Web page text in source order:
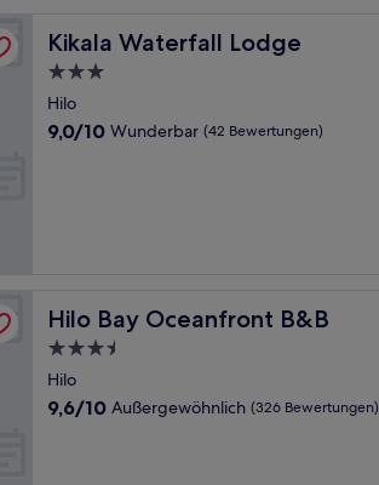
Kikala Waterfall Lodge
Kikala Waterfall Lodge
3.0-
Sterne-
Unterkunft
Hilo
9.0
9,0/10 Wunderbar (42 Bewertungen)
Hilo Bay Oceanfront B&B
Hilo Bay Oceanfront B&B
3.5-
Sterne-
Unterkunft
Hilo
9.6
9,6/10 Außergewöhnlich (326 Bewertungen)